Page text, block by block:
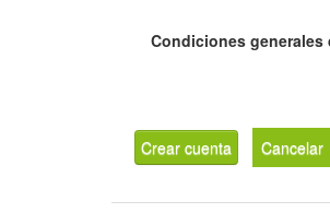
Condiciones generales
Crear cuenta Cancelar